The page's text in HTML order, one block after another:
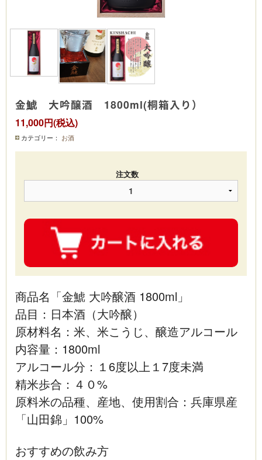
金鯱 大吟醸酒 1800ml(桐箱入り）
11,000円(税込)
カテゴリー： お酒
注文数
商品名「金鯱 大吟醸酒 1800ml」
品目：日本酒（大吟醸）
原材料名：米、米こうじ、醸造アルコール
内容量：1800ml
アルコール分：１6度以上１7度未満
精米歩合：４０%
原料米の品種、産地、使用割合：兵庫県産
「山田錦」100%
おすすめの飲み方